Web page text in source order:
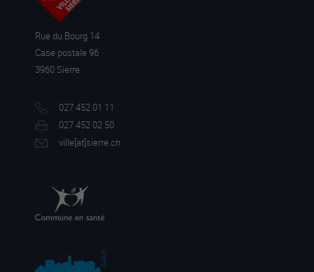
Rue du Bourg 14
Case postale 96
3960 Sierre
027 452 01 11
027 452 02 50
ville[at]sierre.ch